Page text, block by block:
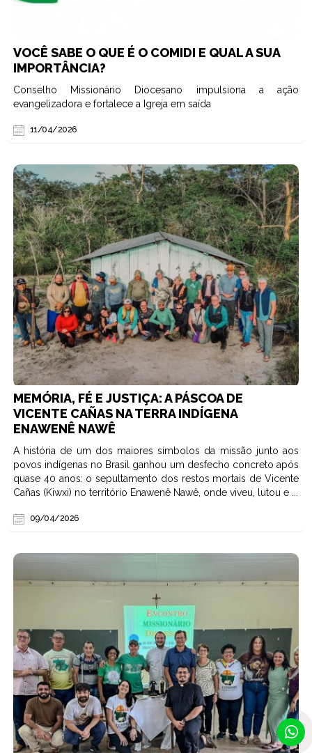
VOCÊ SABE O QUE É O COMIDI E QUAL A SUA
IMPORTÂNCIA?
Conselho Missionário Diocesano impulsiona a ação
evangelizadora e fortalece a Igreja em saída
11/04/2026
MEMÓRIA, FÉ E JUSTIÇA: A PÁSCOA DE
VICENTE CAÑAS NA TERRA INDÍGENA
ENAWENÊ NAWÊ
A história de um dos maiores símbolos da missão junto aos
povos indígenas no Brasil ganhou um desfecho concreto após
quase 40 anos: o sepultamento dos restos mortais de Vicente
Cañas (Kiwxi) no território Enawenê Nawê, onde viveu, lutou e ...
09/04/2026